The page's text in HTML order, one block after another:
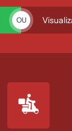
OU